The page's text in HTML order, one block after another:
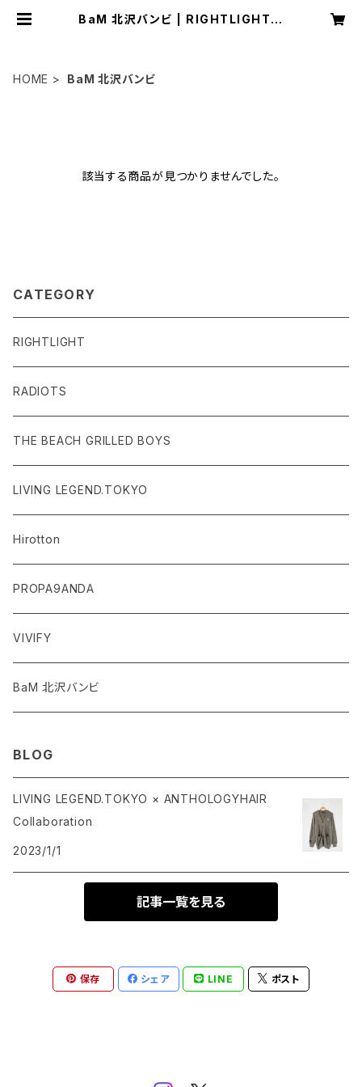
BaM 北沢バンビ | RIGHTLIGHT B
HOME BaM 北沢バンビ
該当する商品が見つかりませんでした。
CATEGORY
RIGHTLIGHT
RADIOTS
THE BEACH GRILLED BOYS
LIVING LEGEND.TOKYO
Hirotton
PROPA9ANDA
VIVIFY
BaM 北沢バンビ
BLOG
LIVING LEGEND.TOKYO × ANTHOLOGYHAIR
Collaboration
2023/1/1
記事一覧を見る
保存 シェア LINE ポスト